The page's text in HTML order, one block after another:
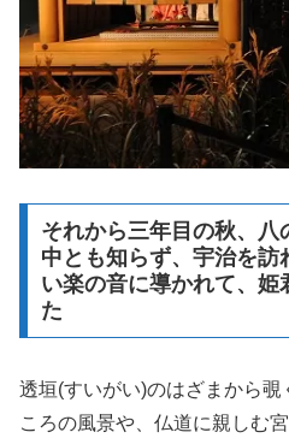
それから三年目の秋、八
中とも知らず、宇治を訪
い楽の音に導かれて、姫
た
透垣(すいがい)のはざまから覗
ころの風景や、仏道に親しむ